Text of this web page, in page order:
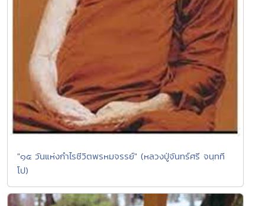
"๑๕ วันแห่งกำไรชีวิตพรหมจรรย์" (หลวงปู่จันทร์ศรี จนฺทที
โป)